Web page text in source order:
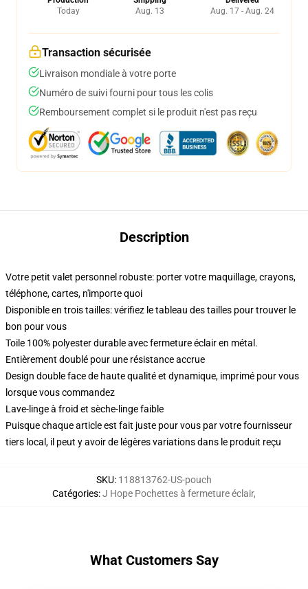
Today
Aug. 13
Aug. 17 - Aug. 24
Transaction sécurisée
Livraison mondiale à votre porte
Numéro de suivi fourni pour tous les colis
Remboursement complet si le produit n'est pas reçu
Description
Votre petit valet personnel robuste: porter votre maquillage, crayons,
téléphone, cartes, n'importe quoi
Disponible en trois tailles: vérifiez le tableau des tailles pour trouver le
bon pour vous
Toile 100% polyester durable avec fermeture éclair en métal.
Entièrement doublé pour une résistance accrue
Design double face de haute qualité et dynamique, imprimé pour vous
lorsque vous commandez
Lave-linge à froid et sèche-linge faible
Puisque chaque article est fait juste pour vous par votre fournisseur
tiers local, il peut y avoir de légères variations dans le produit reçu
SKU: 118813762-US-pouch
Catégories:J Hope Pochettes à fermeture éclair,
What Customers Say